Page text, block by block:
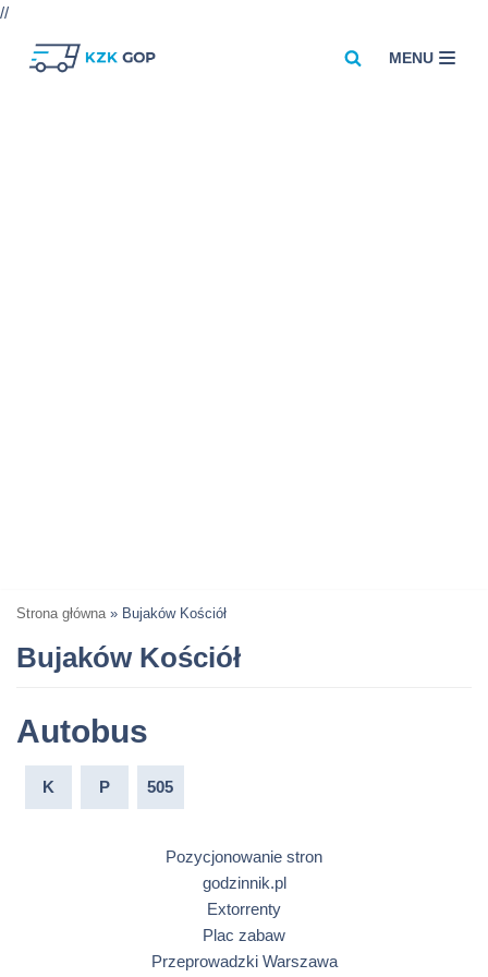
//
MENU
Strona główna » Bujaków Kościół
Bujaków Kościół
Autobus
K P 505
Pozycjonowanie stron
godzinnik.pl
Extorrenty
Plac zabaw
Przeprowadzki Warszawa